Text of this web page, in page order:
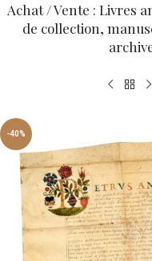
Achat / Vente : Livres
de collection,
-40%